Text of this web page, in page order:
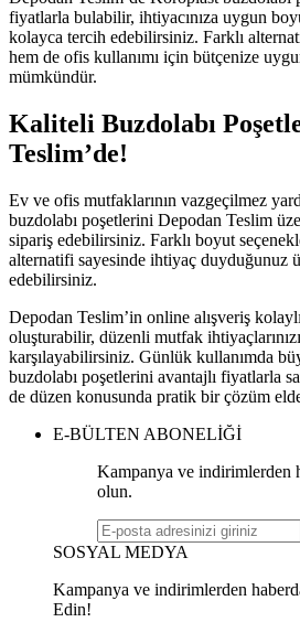
fiyatlarla bulabilir, ihtiyacınıza uygun
kolayca tercih edebilirsiniz. Farklı
hem de ofis kullanımı için bütçenize
mümkündür.
Kaliteli Buzdolabı
Teslim’de!
Ev ve ofis mutfaklarının vazgeçilmez
buzdolabı poşetlerini Depodan Teslim
sipariş edebilirsiniz. Farklı boyut
alternatifi sayesinde ihtiyaç duyduğunuz
edebilirsiniz.
Depodan Teslim’in online alışveriş
oluşturabilir, düzenli mutfak
karşılayabilirsiniz. Günlük kullanımda
buzdolabı poşetlerini avantajlı fiyatlarla
de düzen konusunda pratik bir çözüm
E-BÜLTEN ABONELİĞİ
Kampanya ve indirimlerden
olun.
SOSYAL MEDYA
Kampanya ve indirimlerden
Edin!